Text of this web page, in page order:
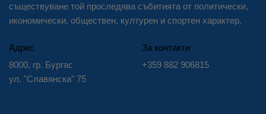
съществуване той проследява събитията от политически,
икономически, обществен, културен и спортен характер.
Адрес
8000, гр. Бургас
ул. "Славянска" 75
За контакти
+359 882 906815